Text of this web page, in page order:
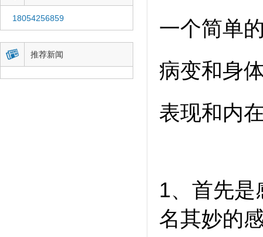
18054256859
 推荐新闻
一个简单
病变和身
表现和内
1、首先是
名其妙的